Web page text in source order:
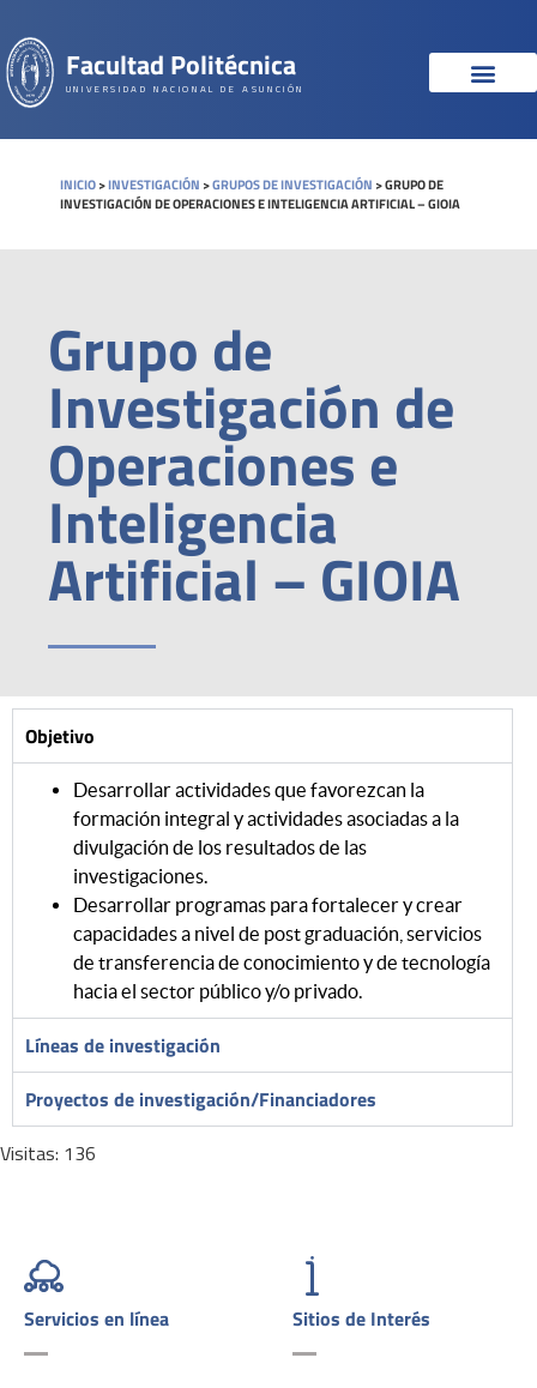
Facultad Politécnica
UNIVERSIDAD NACIONAL DE ASUNCIÓN
INICIO>INVESTIGACIÓN >GRUPOS DE INVESTIGACIÓN >GRUPO DE
INVESTIGACIÓN DE OPERACIONES E INTELIGENCIA ARTIFICIAL – GIOIA
Grupo de
Investigación de
Operaciones e
Inteligencia
Artificial – GIOIA
Objetivo
Desarrollar actividades que favorezcan la
formación integral y actividades asociadas a la
divulgación de los resultados de las
investigaciones.
Desarrollar programas para fortalecer y crear
capacidades a nivel de post graduación, servicios
de transferencia de conocimiento y de tecnología
hacia el sector público y/o privado.
Líneas de investigación
Proyectos de investigación/Financiadores
Visitas: 136
Servicios en línea Sitios de Interés